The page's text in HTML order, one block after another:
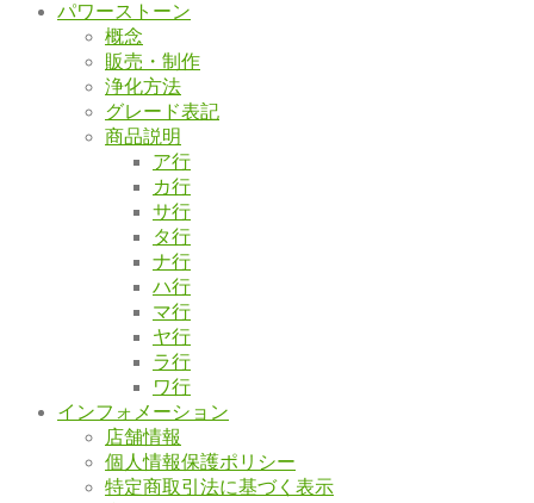
パワーストーン
概念
販売・制作
浄化方法
グレード表記
商品説明
ア行
カ行
サ行
タ行
ナ行
ハ行
マ行
ヤ行
ラ行
ワ行
インフォメーション
店舗情報
個人情報保護ポリシー
特定商取引法に基づく表示